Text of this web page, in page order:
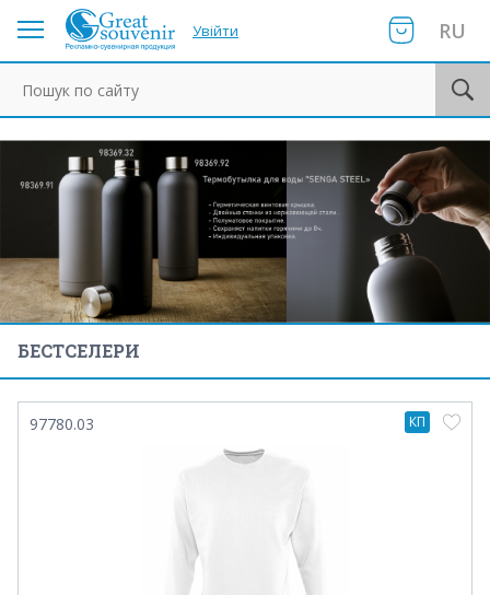
Увійти RU
БЕСТСЕЛЕРИ
97780.03 КП